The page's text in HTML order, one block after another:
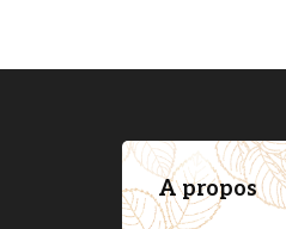
A propos